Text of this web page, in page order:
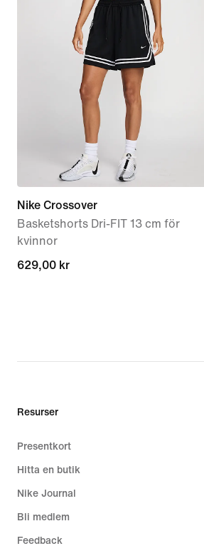
Nike Crossover
Basketshorts Dri-FIT 13 cm för
kvinnor
629,00 kr
629,00 kr
Resurser
Presentkort
Hitta en butik
Nike Journal
Bli medlem
Feedback